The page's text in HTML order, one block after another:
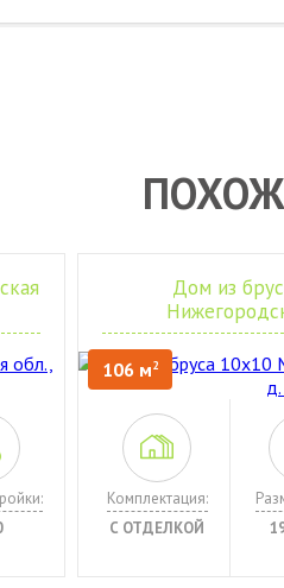
Дом из
106 м2
Комплектация:
С ОТДЕЛКОЙ